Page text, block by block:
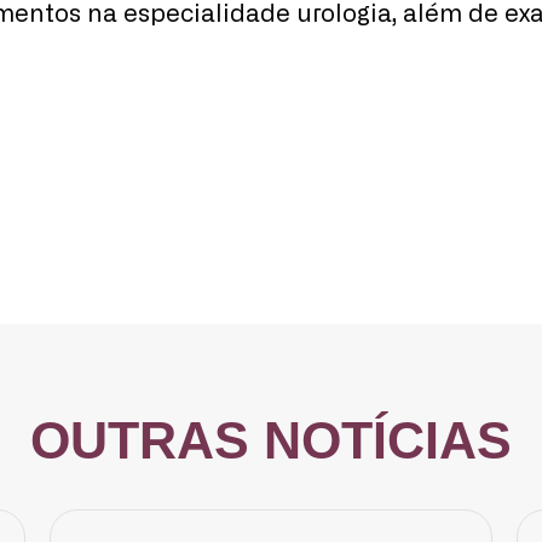
na especialidade urologia, além de
OUTRAS NOTÍCIAS